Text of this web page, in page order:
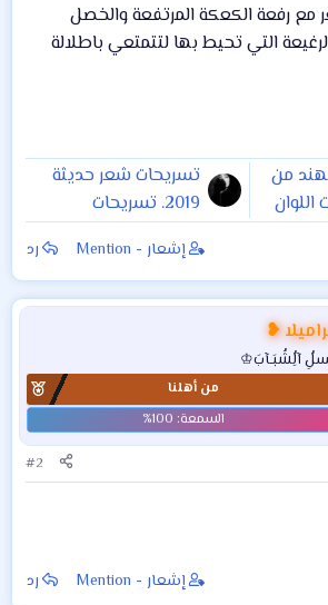
مع رفعة الكعكة المرتفعة والخصل
التي تحيط بها لتتمتعي باطلالة
من
تسريحات شعر حديثة
2019. تسريحات
أعراس ومناسبات
2019. تسريحات
سهرة 2019
إشعار - Mention رد
❥
آلُِشُبَـآبَ♔
من أهلنا
#2
إشعار - Mention رد